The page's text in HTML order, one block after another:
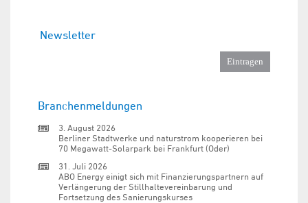
Newsletter
Branchenmeldungen
3. August 2026
Berliner Stadtwerke und naturstrom kooperieren bei
70 Megawatt-Solarpark bei Frankfurt (Oder)
31. Juli 2026
ABO Energy einigt sich mit Finanzierungspartnern auf
Verlängerung der Stillhaltevereinbarung und
Fortsetzung des Sanierungskurses